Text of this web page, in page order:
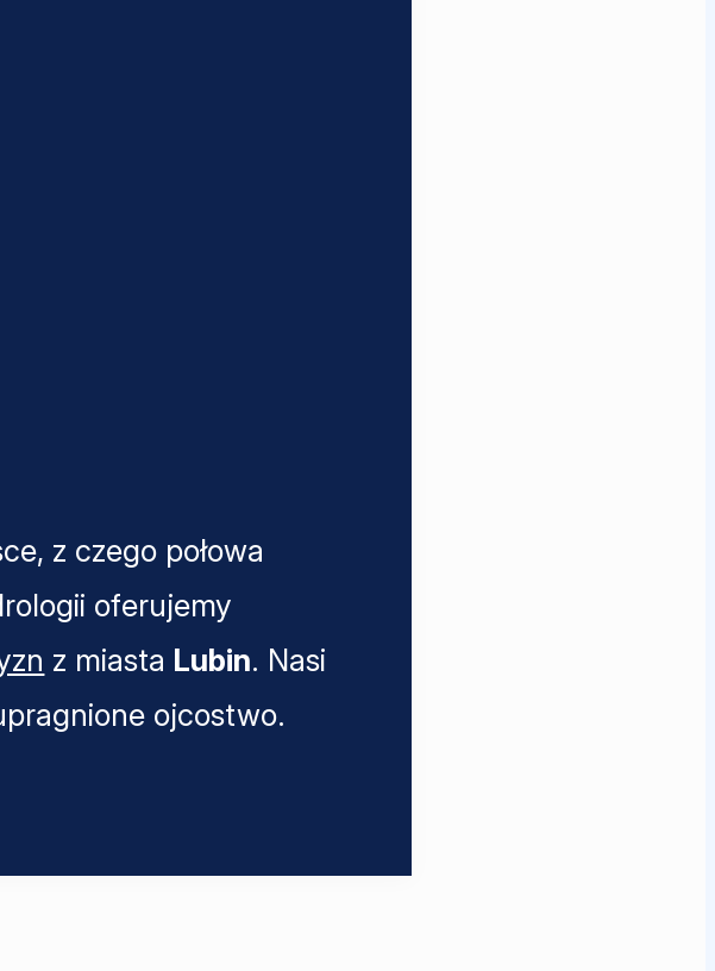
z czego połowa
oferujemy
z miasta Lubin. Nasi
ojcostwo.